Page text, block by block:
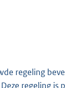
regeling
regeling is